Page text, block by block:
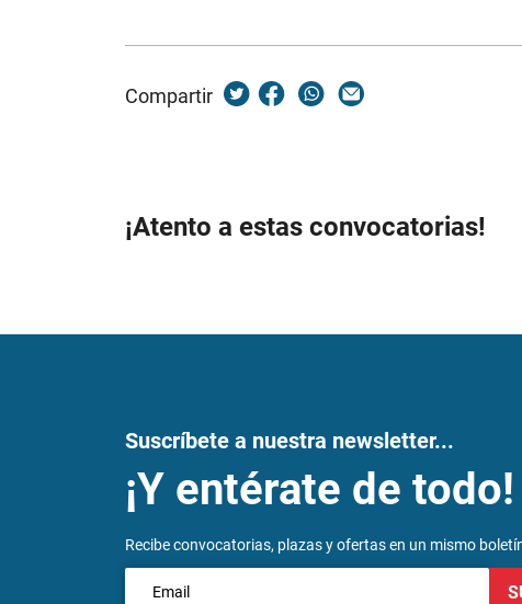
Compartir
¡Atento a estas convocatorias!
Suscríbete a nuestra newsletter...
¡Y entérate de todo!
Recibe convocatorias, plazas y ofertas en un mismo